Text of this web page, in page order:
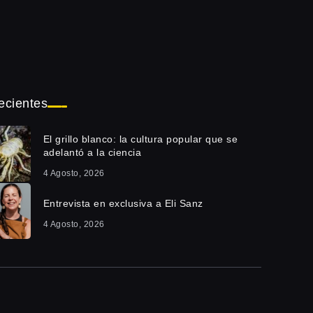
El grillo blanco: la cultura popular que se
adelantó a la ciencia
4 Agosto, 2026
Entrevista en exclusiva a Eli Sanz
4 Agosto, 2026